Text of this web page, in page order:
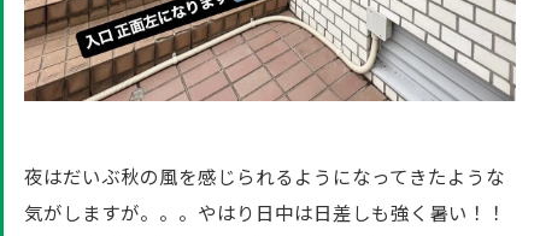
夜はだいぶ秋の風を感じられるようになってきたような
気がしますが。。。やはり日中は日差しも強く暑い！！